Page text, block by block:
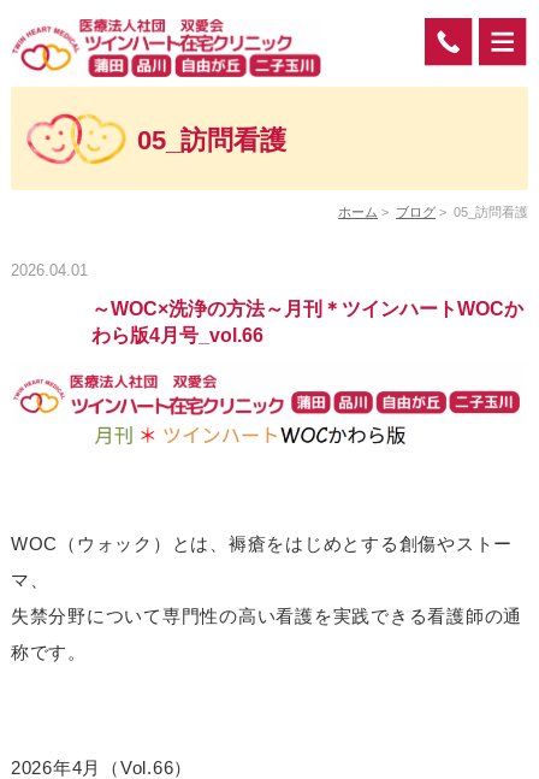
05_訪問看護
ホーム > ブログ > 05_訪問看護
2026.04.01
～WOC×洗浄の方法～月刊＊ツインハートWOCか
わら版4月号_vol.66
WOC（ウォック）とは、褥瘡をはじめとする創傷やストー
マ、
失禁分野について専門性の高い看護を実践できる看護師の通
称です。
2026年4月（Vol.66）